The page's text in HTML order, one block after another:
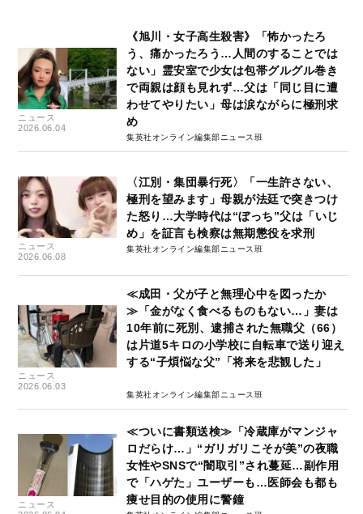
ニュース
2026.06.04
《旭川・女子高生殺害》「怖かったろ
う、痛かったろう…人間のすることでは
ない」霊安室で少女は包帯グルグル巻き
で両親は顔も見れず…父は「同じ目に遭
わせてやりたい」母は涙ながらに極刑求
め
集英社オンライン編集部ニュース班
ニュース
2026.06.08
〈江別・集団暴行死〉「一生許さない、
極刑を望みます」母親が法廷で突きつけ
た怒り…大学時代は“ぼっち”父は「いじ
め」を証言も検察は無期懲役を求刑
集英社オンライン編集部ニュース班
ニュース
2026.06.03
≪成田・父が子と無理心中を図ったか
≫「金がなく食べるものもない…」妻は
10年前に死別、逮捕された無職父（66）
は片道5キロの小学校に自転車で送り迎え
する“子煩悩な父”「将来を悲観した」
集英社オンライン編集部ニュース班
ニュース
≪ついに書類送検≫「冷蔵庫がマンジャ
ロだらけ…」“ガリガリこそが美”の夜職
女性やSNSで“闇取引”され蔓延…副作用
で「ハゲた」ユーザーも…医師会も都も
痩せ目的の使用に警鐘